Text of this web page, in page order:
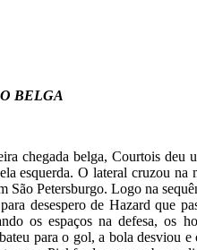
BELGA
chegada belga, Courtois deu
esquerda. O lateral cruzou na
Petersburgo. Logo na
desespero de Hazard que
os espaços na defesa, os
para o gol, a bola desviou